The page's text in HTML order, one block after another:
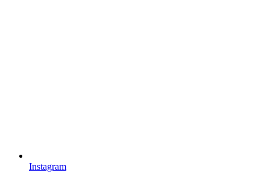
Instagram